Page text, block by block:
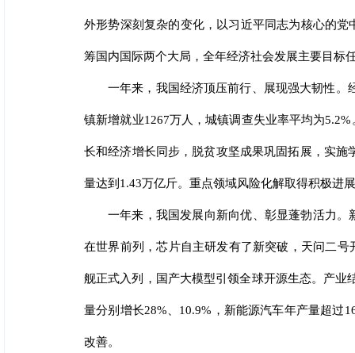
外形势深刻复杂的变化，以习近平同志为核心的
筹国内国际两个大局，全年经济社会发展主要目标
一年来，我国经济顶压前行、展现强大韧性。
镇新增就业1267万人，城镇调查失业率平均为
长和经济增长同步，脱贫攻坚成果巩固拓展，实
量达到1.43万亿斤。重点领域风险化解取得积极进
一年来，我国发展向新向优、彰显蓬勃活力
在世界前列，芯片自主研发有了新突破，天问二
舰正式入列，国产大模型引领全球开源生态。产
量分别增长28%、10.9%，新能源汽车年产量超过
改善。